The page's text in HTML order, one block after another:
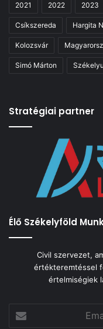
2021 2022 2023
Csíkszereda Hargita
Kolozsvár
Simó Márton
Stratégiai partner
Élő Székelyföld
Civil szervezet,
értékteremtéssel
értelmiségiek
cím